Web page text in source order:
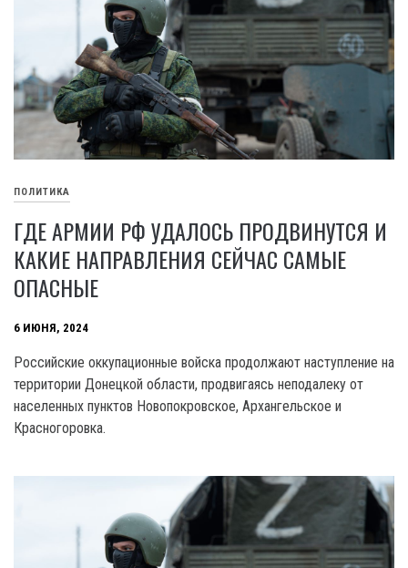
ПОЛИТИКА
ГДЕ АРМИИ РФ УДАЛОСЬ ПРОДВИНУТСЯ И
КАКИЕ НАПРАВЛЕНИЯ СЕЙЧАС САМЫЕ
ОПАСНЫЕ
6 ИЮНЯ, 2024
Российские оккупационные войска продолжают наступление на
территории Донецкой области, продвигаясь неподалеку от
населенных пунктов Новопокровское, Архангельское и
Красногоровка.